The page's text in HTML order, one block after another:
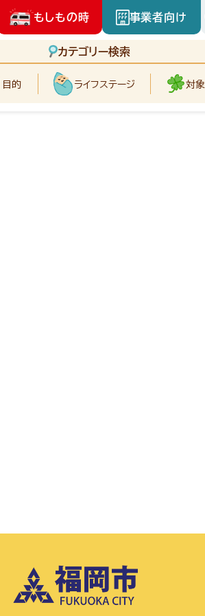
もしもの時 事業者向け
カテゴリー検索
目的 ライフステージ 対象